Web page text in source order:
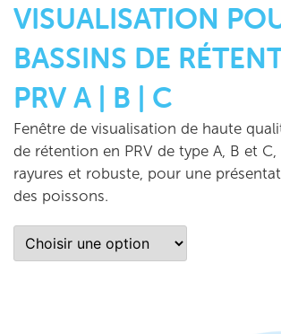
VISUALISATION
BASSINS DE
PRV A | B | C
Fenêtre de visualisation de haute
de rétention en PRV de type A, B et
rayures et robuste, pour une
des poissons.